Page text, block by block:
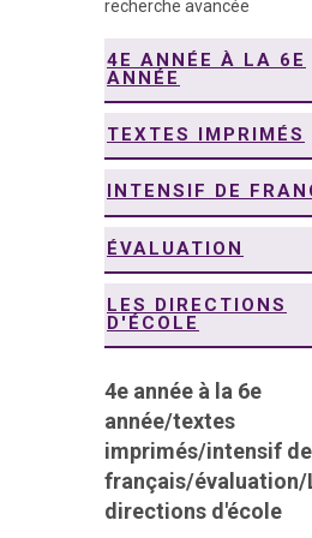
recherche avancée
4E ANNÉE À LA 6E
ANNÉE
TEXTES IMPRIMÉS
INTENSIF DE
ÉVALUATION
LES DIRECTIONS
D'ÉCOLE
4e année à la 6e
année/textes
imprimés/intensif de
français/évaluation/
directions d'école